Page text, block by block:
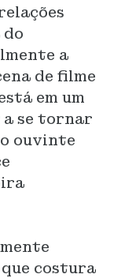
do
a
de filme
em um
a se tornar
ouvinte
costura